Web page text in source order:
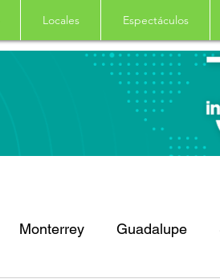
Locales Espectáculos
Monterrey Guadalupe